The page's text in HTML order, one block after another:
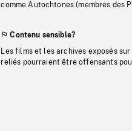
comme Autochtones (membres des
Contenu sensible?
Les films et les archives exposés
reliés pourraient être offensants